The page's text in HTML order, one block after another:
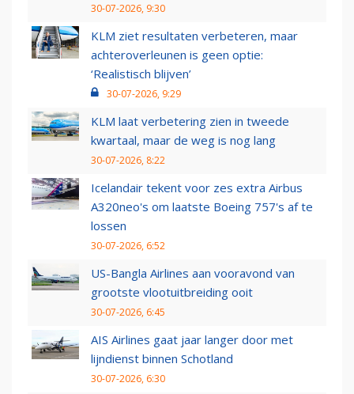
30-07-2026, 9:30
KLM ziet resultaten verbeteren, maar
achteroverleunen is geen optie:
‘Realistisch blijven’
30-07-2026, 9:29
KLM laat verbetering zien in tweede
kwartaal, maar de weg is nog lang
30-07-2026, 8:22
Icelandair tekent voor zes extra Airbus
A320neo's om laatste Boeing 757's af te
lossen
30-07-2026, 6:52
US-Bangla Airlines aan vooravond van
grootste vlootuitbreiding ooit
30-07-2026, 6:45
AIS Airlines gaat jaar langer door met
lijndienst binnen Schotland
30-07-2026, 6:30